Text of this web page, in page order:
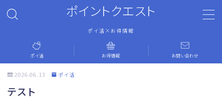
ポイントクエスト
ポイ活×お得情報
ポイ活
ポイ活 お得情報 お問い合わせ
2026.06.13 ポイ活
テスト